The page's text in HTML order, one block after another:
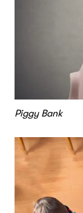
Piggy Bank